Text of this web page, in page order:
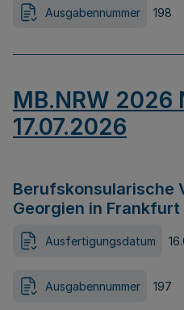
Ausgabennummer 198
MB.NRW 2026
17.07.2026
Berufskonsularische
Georgien in Frankfurt
Ausfertigungsdatum
Ausgabennummer 197